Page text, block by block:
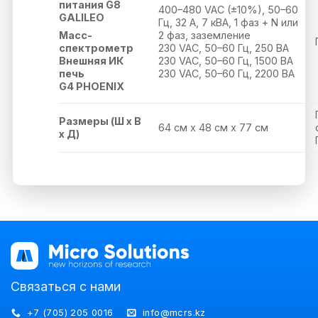
питания G8
GALILEO
Масс-
спектрометр
Внешняя ИК
печь
G4 PHOENIX
400–480 VAC (±10%), 50–60
Гц, 32 A, 7 кВА, 1 фаз + N или
2 фаз, заземление
230 VAC, 50–60 Гц, 250 ВА
230 VAC, 50–60 Гц, 1500 ВА
230 VAC, 50–60 Гц, 2200 ВА
Размеры (Ш x В
x Д)
64 cм x 48 cм x 77 cм
Связаться с нами
+7 (705) 205 0016 info@mcrs.kz